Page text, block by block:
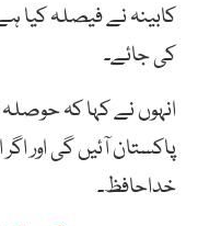
کابینہ نے فیصلہ کیا
کی جائے۔
پاکستان آئیں گی اور
خداحافظ۔